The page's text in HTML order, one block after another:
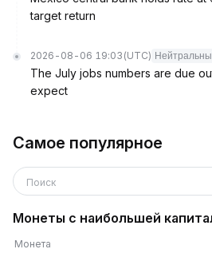
target return
2026-08-06 19:03 (UTC)
The July jobs numbers are due
expect
Самое популярное
Поиск
Монеты с наибольшей
Монета